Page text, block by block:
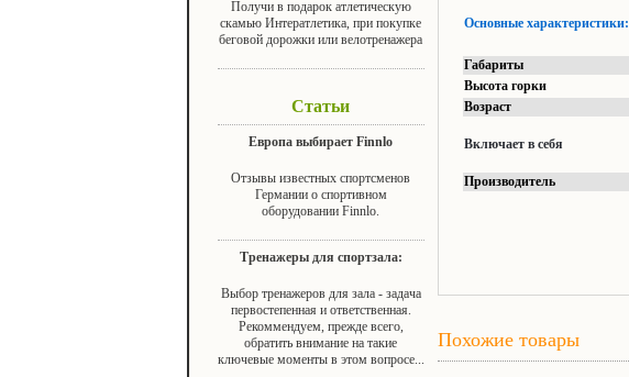
Получи в подарок атлетическую
скамью Интератлетика, при покупке
беговой дорожки или велотренажера
Статьи
Европа выбирает Finnlo
Отзывы известных спортсменов
Германии о спортивном
оборудовании Finnlo.
Тренажеры для спортзала:
Выбор тренажеров для зала - задача
первостепенная и ответственная.
Рекоммендуем, прежде всего,
обратить внимание на такие
ключевые моменты в этом вопросе...
Основные характеристики:
Габариты
Высота горки
Возраст
Включает в себя
Производитель
Похожие товары